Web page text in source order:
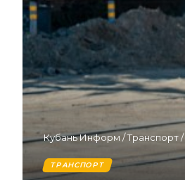
Кубань Информ /Транспорт/
ТРАНСПОРТ